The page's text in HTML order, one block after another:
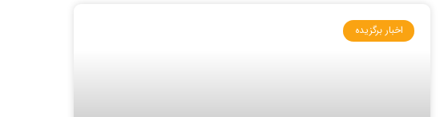
اخبار برگزیده